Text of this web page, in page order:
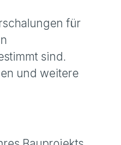
für
sind.
und weitere